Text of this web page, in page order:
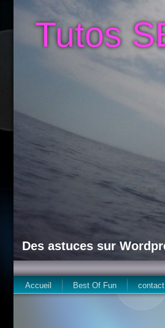
Tutos
Des astuces sur
Accueil Best Of Fun contact